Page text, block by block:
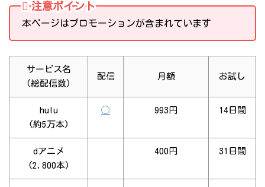
注意ポイント
本ページはプロモーションが含まれています
サービス名
(総配信数)
配信 月額 お試し
hulu
(約5万本)
◯ 993円 14日間
dアニメ
(2,800本)
400円 31日間